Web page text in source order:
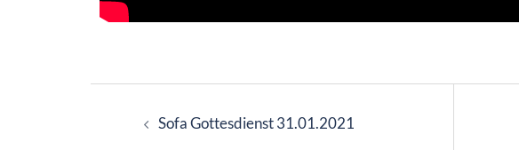
Sofa Gottesdienst 31.01.2021